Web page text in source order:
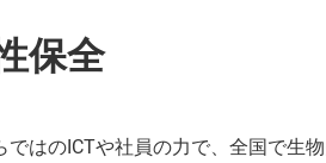
保全
ではのICTや社員の力で、全国で生